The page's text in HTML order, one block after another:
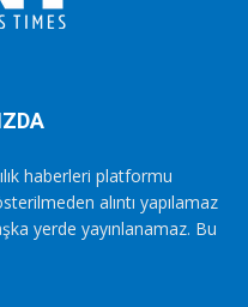
haberleri platformu
alıntı yapılamaz
yerde yayınlanamaz. Bu